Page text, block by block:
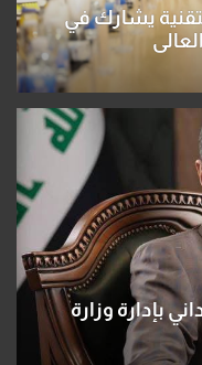
يشارك في
بإدارة وزارة